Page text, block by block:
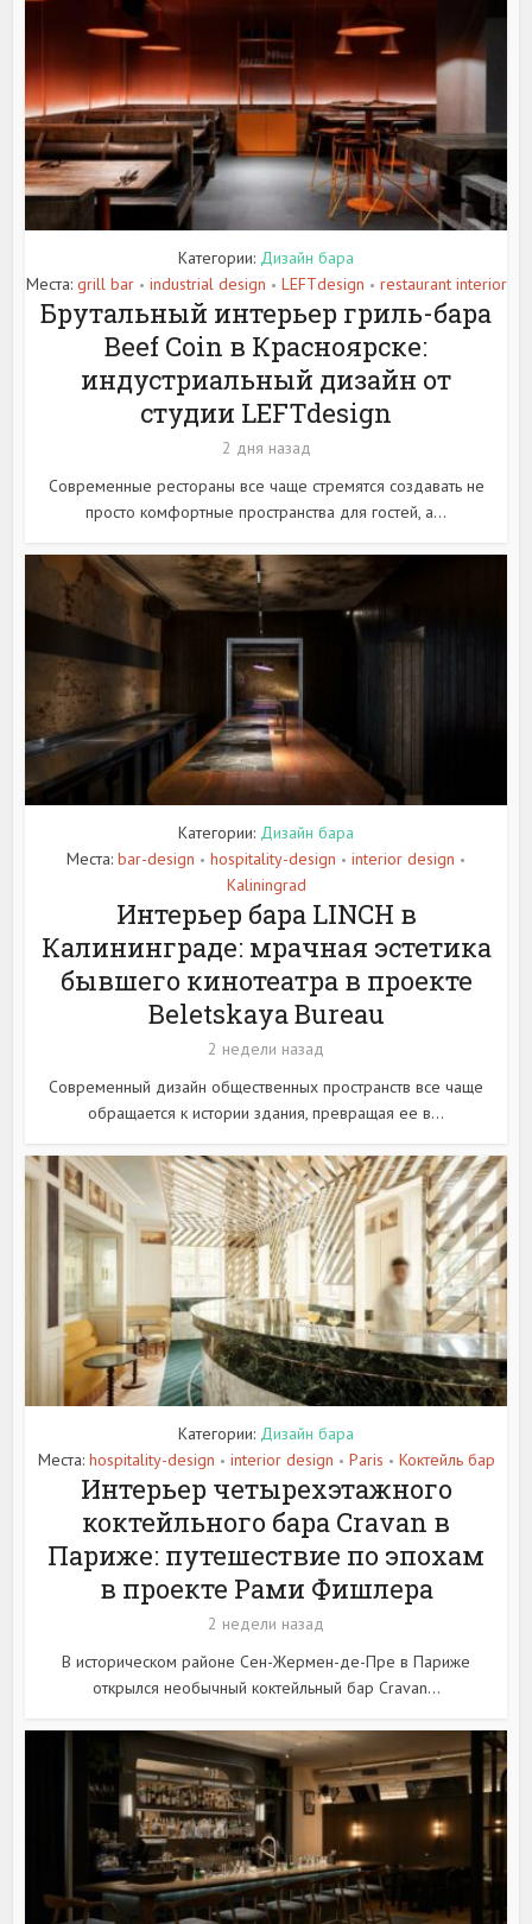
Категории: Дизайн бара
Места: grill bar • industrial design • LEFTdesign • restaurant interior
Брутальный интерьер гриль-бара
Beef Coin в Красноярске:
индустриальный дизайн от
студии LEFTdesign
2 дня назад
Современные рестораны все чаще стремятся создавать не
просто комфортные пространства для гостей, а...
Категории: Дизайн бара
Места: bar-design • hospitality-design • interior design •
Kaliningrad
Интерьер бара LINCH в
Калининграде: мрачная эстетика
бывшего кинотеатра в проекте
Beletskaya Bureau
2 недели назад
Современный дизайн общественных пространств все чаще
обращается к истории здания, превращая ее в...
Категории: Дизайн бара
Места: hospitality-design • interior design • Paris • Коктейль бар
Интерьер четырехэтажного
коктейльного бара Cravan в
Париже: путешествие по эпохам
в проекте Рами Фишлера
2 недели назад
В историческом районе Сен-Жермен-де-Пре в Париже
открылся необычный коктейльный бар Cravan...